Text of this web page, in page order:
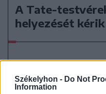
Székelyhon - Do Not
Information
A Tate-
helyezését